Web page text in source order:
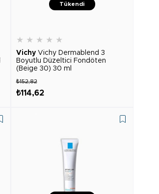
Tükendi
★ ★ ★ ★ ★
Vichy Vichy Dermablend 3
Boyutlu Düzeltici Fondöten
(Beige 30) 30 ml
₺114,62
₺152,82